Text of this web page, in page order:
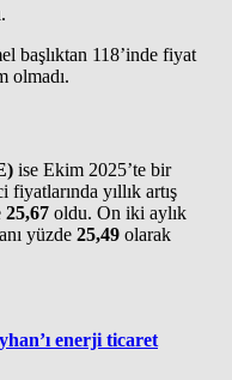
başlıktan 118’inde fiyat
olmadı.
ise Ekim 2025’te bir
fiyatlarında yıllık artış
25,67 oldu. On iki aylık
yüzde 25,49 olarak
enerji ticaret